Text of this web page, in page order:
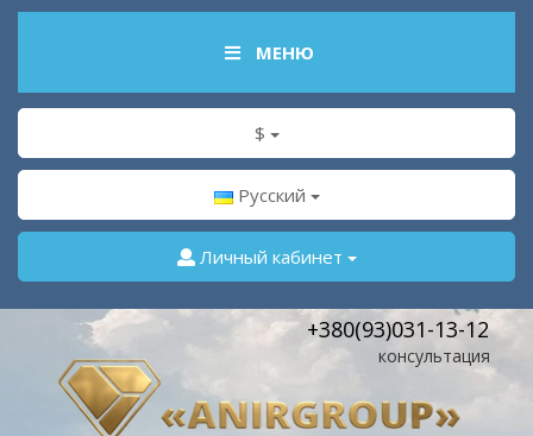
МЕНЮ
$
Русский
Личный кабинет
+380(93)031-13-12
консультация